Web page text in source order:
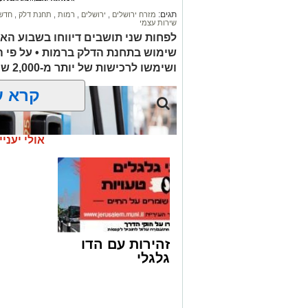
ההצלה ולדאבון לב המשפחה הוא נפטר.
הלווייתו תתקיים במוצאי שבת.
ת.נ.צ.ב.ה
להצטרפות לקבוצות ועדכוני
מעוניינים להגיב?
האדום
תגים: מזרח ירושלים ירושלים רמות תחנת דלק
שירות עצמי
לפחות שני תושבים דיווחו בשבוע
שימוש בתחנת הדלק ברמות • על
ושימשו לרכישות של יותר מ-2,000 ש"ח בחנויות במזרח ירושלים
קרא
אולי
זהירות עם הדו
גלגלי